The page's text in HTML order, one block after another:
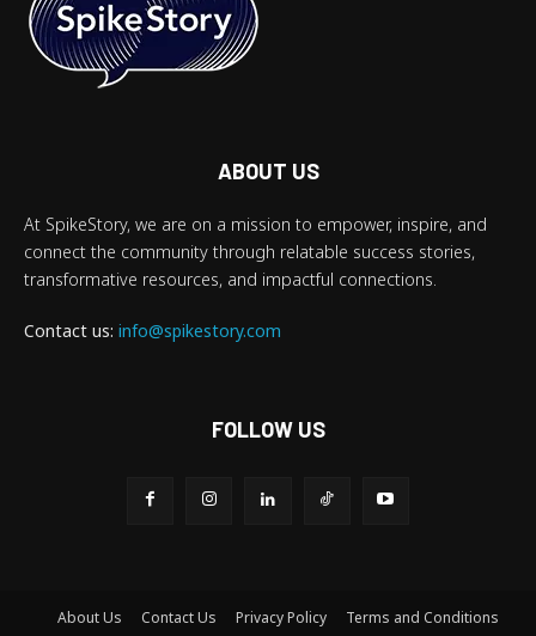
ABOUT US
At SpikeStory, we are on a mission to empower, inspire, and
connect the community through relatable success stories,
transformative resources, and impactful connections.
Contact us: info@spikestory.com
FOLLOW US
About Us Contact Us Privacy Policy Terms and Conditions